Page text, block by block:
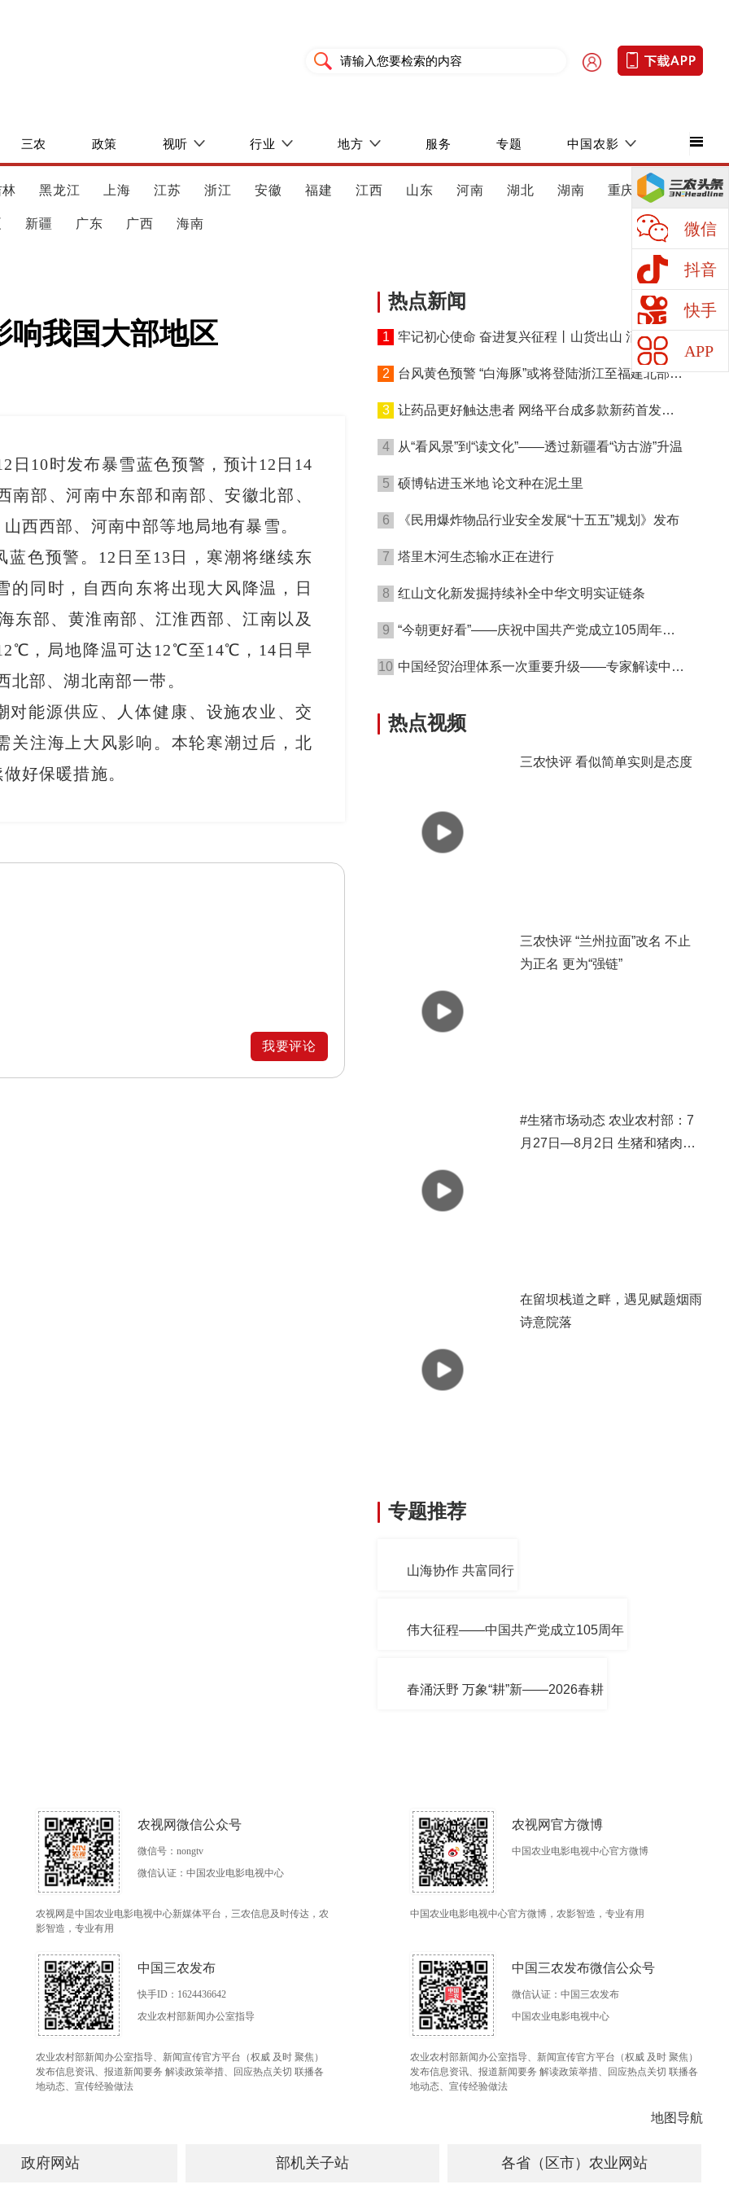
三农 政策 视听 行业 地方 服务 专题 中国农影
黑龙江 上海 江苏 浙江 安徽 福建 江西 山东 河南 湖北 湖南 重庆 四川
新疆 广东 广西 海南 微信
抖音
快手
APP
响我国大部地区
日10时发布暴雪蓝色预警，预计12日14
部、河南中东部和南部、安徽北部、
西西部、河南中部等地局地有暴雪。
色预警。12日至13日，寒潮将继续东
同时，自西向东将出现大风降温，日
部、黄淮南部、江淮西部、江南以及
，局地降温可达12℃至14℃，14日早
部、湖北南部一带。
对能源供应、人体健康、设施农业、交
关注海上大风影响。本轮寒潮过后，北
好保暖措施。
我要评论
热点新闻
1
牢记初心使命 奋进复兴征程丨山货出山 消费进山
2
台风黄色预警 “白海豚”或将登陆浙江至福建北部沿
3
让药品更好触达患者 网络平台成多款新药首发渠
4
从“看风景”到“读文化”——透过新疆看“访古游”升温
5 硕博钻进玉米地 论文种在泥土里
6 《民用爆炸物品行业安全发展“十五五”规划》发布
7 塔里木河生态输水正在进行
8 红山文化新发掘持续补全中华文明实证链条
9
“今朝更好看”——庆祝中国共产党成立105周年名
10 中国经贸治理体系一次重要升级——专家解读中国
热点视频
三农快评 看似简单实则是态度
三农快评 “兰州拉面”改名 不止
为正名 更为“强链”
#生猪市场动态 农业农村部：7
月27日—8月2日 生猪和猪肉价
在留坝栈道之畔，遇见赋题烟雨
诗意院落
专题推荐
山海协作 共富同行
伟大征程——中国共产党成立105周年
春涌沃野 万象“耕”新——2026春耕
农视网微信公众号
微信号：nongtv
微信认证：中国农业电影电视中心
农视网是中国农业电影电视中心新媒体平台，三农信息及时传达，农
影智造，专业有用
农视网官方微博
中国农业电影电视中心官方微博
中国农业电影电视中心官方微博，农影智造，专业有用
中国三农发布
快手ID：1624436642
农业农村部新闻办公室指导
农业农村部新闻办公室指导、新闻宣传官方平台（权威 及时 聚焦）
发布信息资讯、报道新闻要务 解读政策举措、回应热点关切 联播各
地动态、宣传经验做法
中国三农发布微信公众号
微信认证：中国三农发布
中国农业电影电视中心
农业农村部新闻办公室指导、新闻宣传官方平台（权威 及时 聚焦）
发布信息资讯、报道新闻要务 解读政策举措、回应热点关切 联播各
地动态、宣传经验做法
地图导航
政府网站 部机关子站 各省（区市）农业网站